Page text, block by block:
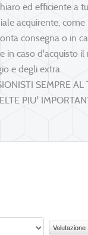
ed efficiente a
acquirente, come
consegna o in
in caso d'acquisto il
e degli extra
SEMPRE AL
PIU'